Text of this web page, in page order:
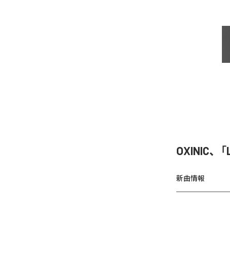
OXINIC、
新曲情報